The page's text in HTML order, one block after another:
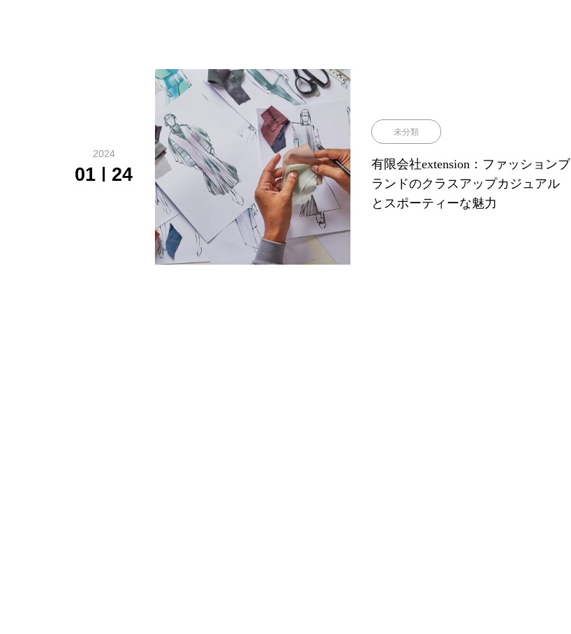
2024
01 24
未分類
有限会社extension：ファッションブ
ランドのクラスアップカジュアル
とスポーティーな魅力